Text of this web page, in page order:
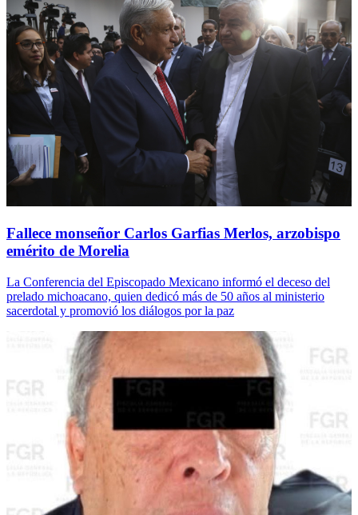
Fallece monseñor Carlos Garfias Merlos, arzobispo
emérito de Morelia
La Conferencia del Episcopado Mexicano informó el deceso del
prelado michoacano, quien dedicó más de 50 años al ministerio
sacerdotal y promovió los diálogos por la paz